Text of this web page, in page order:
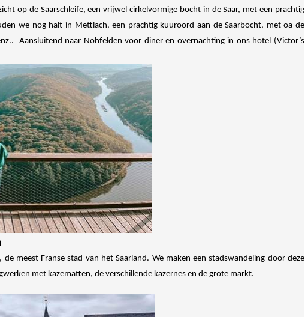
op de Saarschleife, een vrijwel cirkelvormige bocht in de Saar, met een prachtig
we nog halt in Mettlach, een prachtig kuuroord aan de Saarbocht, met oa de
Aansluitend naar Nohfelden voor diner en overnachting in ons hotel (Victor’s
de meest Franse stad van het Saarland. We maken een stadswandeling door deze
met kazematten, de verschillende kazernes en de grote markt.